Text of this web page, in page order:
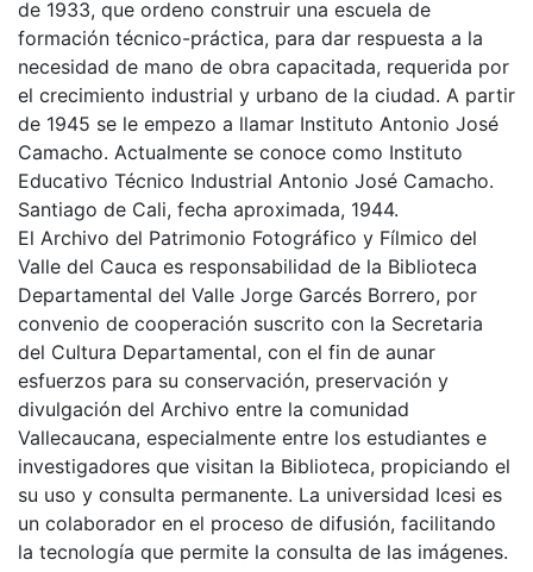
de 1933, que ordeno construir una escuela de
formación técnico-práctica, para dar respuesta a la
necesidad de mano de obra capacitada, requerida por
el crecimiento industrial y urbano de la ciudad. A partir
de 1945 se le empezo a llamar Instituto Antonio José
Camacho. Actualmente se conoce como Instituto
Educativo Técnico Industrial Antonio José Camacho.
Santiago de Cali, fecha aproximada, 1944.
El Archivo del Patrimonio Fotográfico y Fílmico del
Valle del Cauca es responsabilidad de la Biblioteca
Departamental del Valle Jorge Garcés Borrero, por
convenio de cooperación suscrito con la Secretaria
del Cultura Departamental, con el fin de aunar
esfuerzos para su conservación, preservación y
divulgación del Archivo entre la comunidad
Vallecaucana, especialmente entre los estudiantes e
investigadores que visitan la Biblioteca, propiciando el
su uso y consulta permanente. La universidad Icesi es
un colaborador en el proceso de difusión, facilitando
la tecnología que permite la consulta de las imágenes.